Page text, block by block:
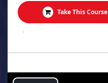
Take This Course
.